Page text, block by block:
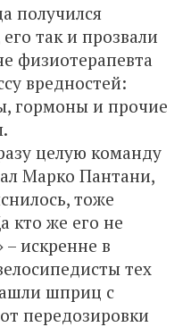
получился
так и прозвали
физиотерапевта
вредностей:
гормоны и прочие
целую команду
Марко Пантани,
тоже
кто же его не
– искренне в
тех
шприц с
передозировки